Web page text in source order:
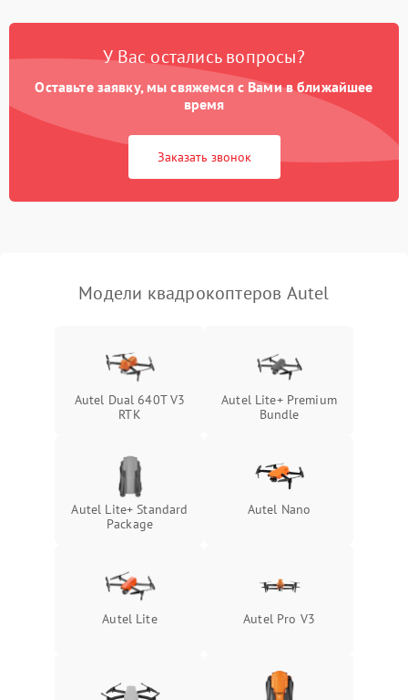
У Вас остались вопросы?
Оставьте заявку, мы свяжемся с Вами в ближайшее
время
Заказать звонок
Модели квадрокоптеров Autel
Autel Dual 640T V3
RTK
Autel Lite+ Premium
Bundle
Autel Lite+ Standard
Package
Autel Nano
Autel Lite Autel Pro V3